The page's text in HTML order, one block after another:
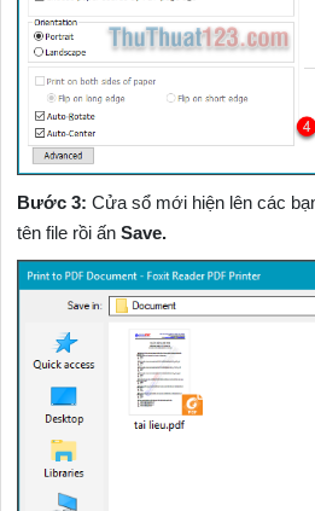
Bước 3: Cửa sổ mới hiện lên các
tên file rồi ấnSave.